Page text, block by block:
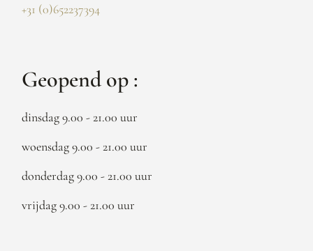
+31 (0)652237394
Geopend op :
dinsdag 9.00 - 21.00 uur
woensdag 9.00 - 21.00 uur
donderdag 9.00 - 21.00 uur
vrijdag 9.00 - 21.00 uur